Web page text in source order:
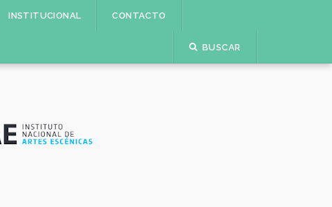
INSTITUCIONAL CONTACTO
BUSCAR